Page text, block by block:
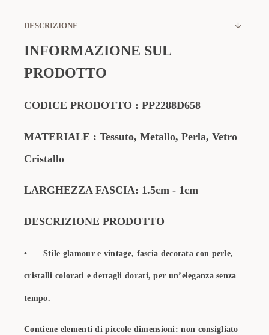
DESCRIZIONE
INFORMAZIONE SUL
PRODOTTO
CODICE PRODOTTO : PP2288D658
MATERIALE : Tessuto, Metallo, Perla, Vetro
Cristallo
LARGHEZZA FASCIA: 1.5cm - 1cm
DESCRIZIONE PRODOTTO
• Stile glamour e vintage, fascia decorata con perle,
cristalli colorati e dettagli dorati, per un’eleganza senza
tempo.
Contiene elementi di piccole dimensioni: non consigliato